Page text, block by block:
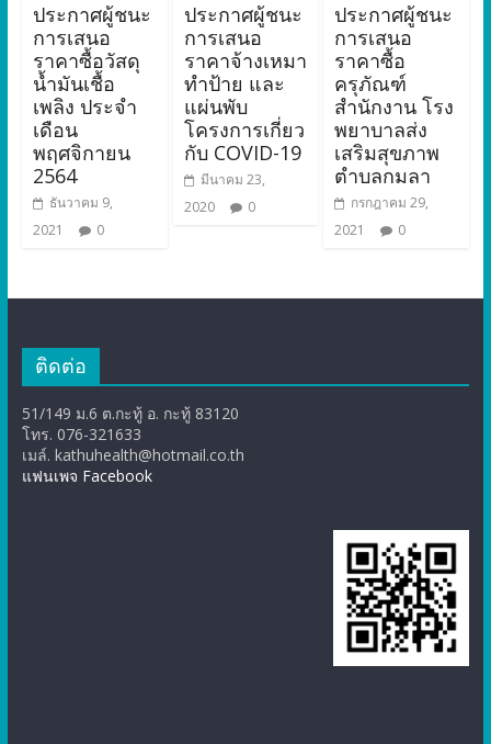
ประกาศผู้ชนะ
การเสนอ
ราคาซื้อวัสดุ
น้ำมันเชื้อ
เพลิง ประจำ
เดือน
พฤศจิกายน
2564
ธันวาคม 9,
2021
0
ประกาศผู้ชนะ
การเสนอ
ราคาจ้างเหมา
ทำป้าย และ
แผ่นพับ
โครงการเกี่ยว
กับ COVID-19
มีนาคม 23,
2020
0
ประกาศผู้ชนะ
การเสนอ
ราคาซื้อ
ครุภัณฑ์
สำนักงาน โรง
พยาบาลส่ง
เสริมสุขภาพ
ตำบลกมลา
กรกฎาคม 29,
2021
0
ติดต่อ
51/149 ม.6 ต.กะทู้ อ. กะทู้ 83120
โทร. 076-321633
เมล์. kathuhealth@hotmail.co.th
แฟนเพจ Facebook